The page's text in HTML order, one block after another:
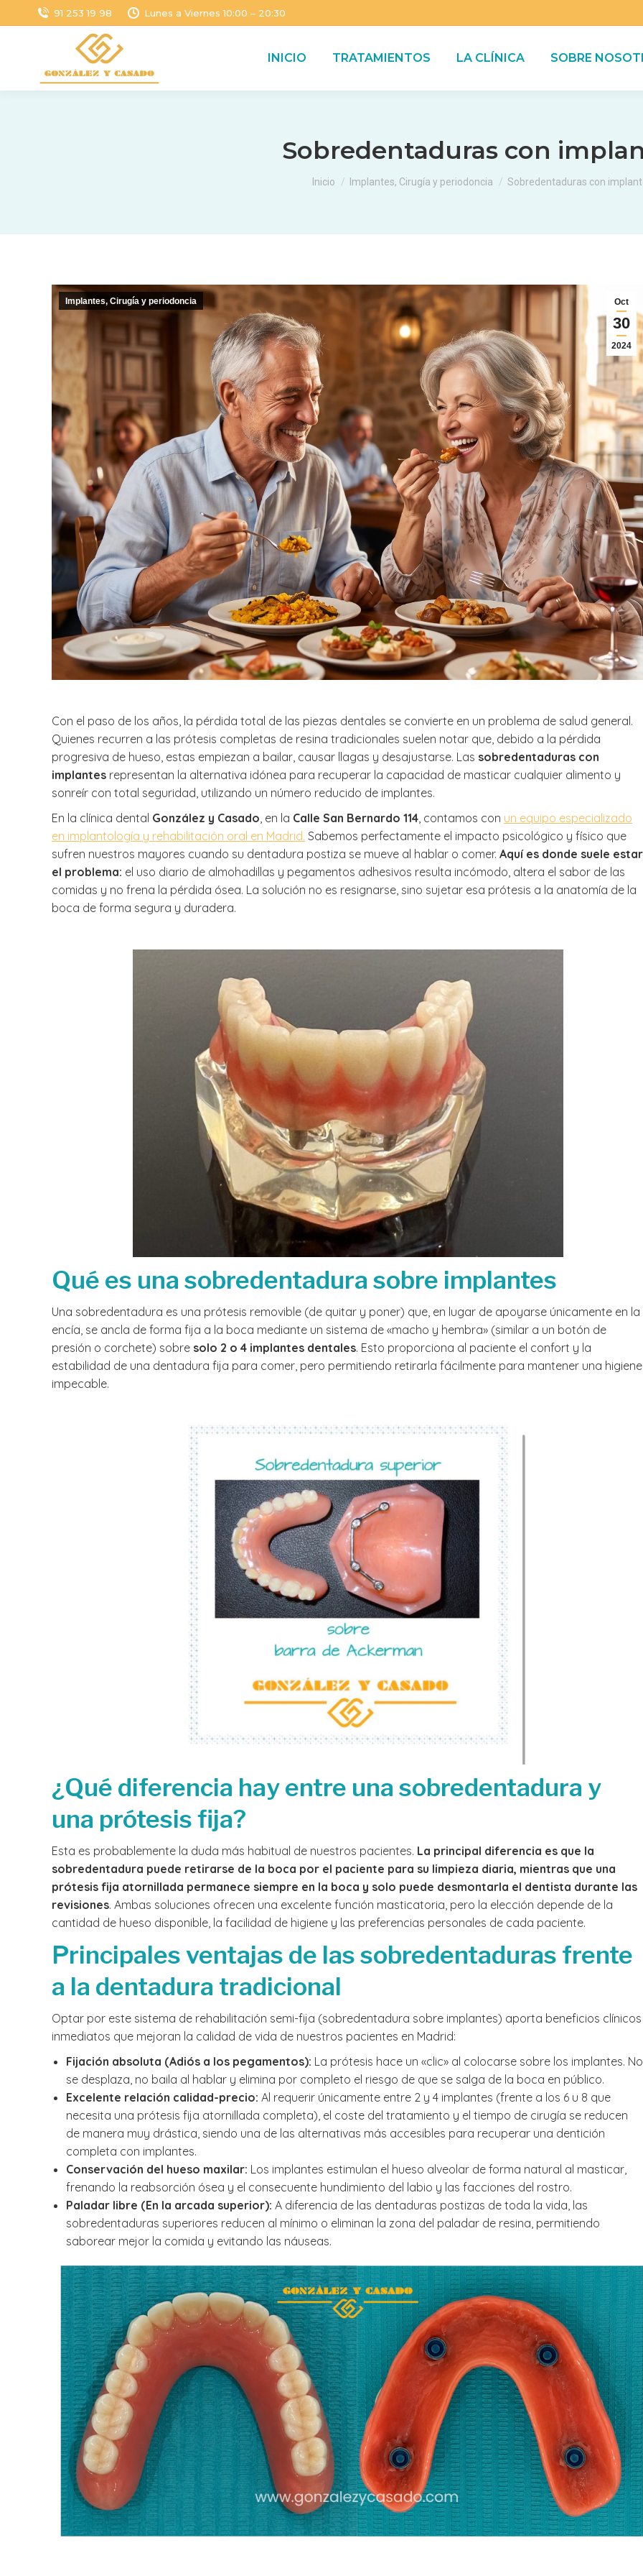
91 253 19 98 Lunes a Viernes 10:00 – 20:30
INICIO TRATAMIENTOS LA CLÍNICA SOBRE
Sobredentaduras con
Estás aquí:
Inicio Implantes, Cirugía y periodoncia Sobredentaduras con
Oct
30
2024
Implantes, Cirugía y periodoncia
Con el paso de los años, la pérdida total de las piezas dentales se convierte en un problema de salud general.
Quienes recurren a las prótesis completas de resina tradicionales suelen notar que, debido a la pérdida
progresiva de hueso, estas empiezan a bailar, causar llagas y desajustarse. Las sobredentaduras con
implantes representan la alternativa idónea para recuperar la capacidad de masticar cualquier alimento y
sonreír con total seguridad, utilizando un número reducido de implantes.
En la clínica dental González y Casado, en la Calle San Bernardo 114, contamos con un equipo especializado
en implantología y rehabilitación oral en Madrid. Sabemos perfectamente el impacto psicológico y físico que
sufren nuestros mayores cuando su dentadura postiza se mueve al hablar o comer. Aquí es donde suele estar
el problema: el uso diario de almohadillas y pegamentos adhesivos resulta incómodo, altera el sabor de las
comidas y no frena la pérdida ósea. La solución no es resignarse, sino sujetar esa prótesis a la anatomía de la
boca de forma segura y duradera.
Qué es una sobredentadura sobre implantes
Una sobredentadura es una prótesis removible (de quitar y poner) que, en lugar de apoyarse únicamente en la
encía, se ancla de forma fija a la boca mediante un sistema de «macho y hembra» (similar a un botón de
presión o corchete) sobre solo 2 o 4 implantes dentales. Esto proporciona al paciente el confort y la
estabilidad de una dentadura fija para comer, pero permitiendo retirarla fácilmente para mantener una higiene
impecable.
¿Qué diferencia hay entre una sobredentadura y
una prótesis fija?
Esta es probablemente la duda más habitual de nuestros pacientes. La principal diferencia es que la
sobredentadura puede retirarse de la boca por el paciente para su limpieza diaria, mientras que una
prótesis fija atornillada permanece siempre en la boca y solo puede desmontarla el dentista durante las
revisiones. Ambas soluciones ofrecen una excelente función masticatoria, pero la elección depende de la
cantidad de hueso disponible, la facilidad de higiene y las preferencias personales de cada paciente.
Principales ventajas de las sobredentaduras frente
a la dentadura tradicional
Optar por este sistema de rehabilitación semi-fija (sobredentadura sobre implantes) aporta beneficios clínicos
inmediatos que mejoran la calidad de vida de nuestros pacientes en Madrid:
Fijación absoluta (Adiós a los pegamentos): La prótesis hace un «clic» al colocarse sobre los implantes. No
se desplaza, no baila al hablar y elimina por completo el riesgo de que se salga de la boca en público.
Excelente relación calidad-precio: Al requerir únicamente entre 2 y 4 implantes (frente a los 6 u 8 que
necesita una prótesis fija atornillada completa), el coste del tratamiento y el tiempo de cirugía se reducen
de manera muy drástica, siendo una de las alternativas más accesibles para recuperar una dentición
completa con implantes.
Conservación del hueso maxilar: Los implantes estimulan el hueso alveolar de forma natural al masticar,
frenando la reabsorción ósea y el consecuente hundimiento del labio y las facciones del rostro.
Paladar libre (En la arcada superior): A diferencia de las dentaduras postizas de toda la vida, las
sobredentaduras superiores reducen al mínimo o eliminan la zona del paladar de resina, permitiendo
saborear mejor la comida y evitando las náuseas.
03/07/2026
Llegué a la clínica
me la recomendó
una muela grande
sospecha de
perder y la doctora
junto con el resto
equipo y la
salvar dicha muela.
Muchas gracias a
equipo también por
simpatía.
Leer más